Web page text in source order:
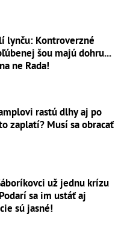
lynču: Kontroverzné
šou majú dohru...
Posvieti si na ne Rada!
rastú dlhy aj po
zaplatí? Musí sa obracať
už jednu krízu
sa im ustáť aj
sú jasné!